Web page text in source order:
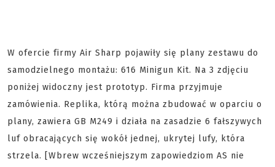
W ofercie firmy Air Sharp pojawiły się plany zestawu do
samodzielnego montażu: 616 Minigun Kit. Na 3 zdjęciu
poniżej widoczny jest prototyp. Firma przyjmuje
zamówienia. Replika, którą można zbudować w oparciu o
plany, zawiera GB M249 i działa na zasadzie 6 fałszywych
luf obracających się wokół jednej, ukrytej lufy, która
strzela. [Wbrew wcześniejszym zapowiedziom AS nie